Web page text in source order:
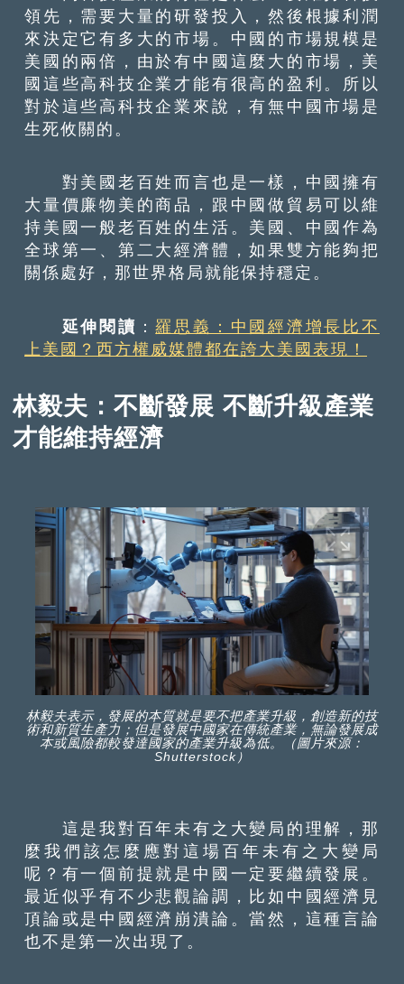
領先，需要大量的研發投入，然後根據利潤
來決定它有多大的市場。中國的市場規模是
美國的兩倍，由於有中國這麼大的市場，美
國這些高科技企業才能有很高的盈利。所以
對於這些高科技企業來說，有無中國市場是
生死攸關的。
對美國老百姓而言也是一樣，中國擁有
大量價廉物美的商品，跟中國做貿易可以維
持美國一般老百姓的生活。美國、中國作為
全球第一、第二大經濟體，如果雙方能夠把
關係處好，那世界格局就能保持穩定。
延伸閱讀 ：羅思義：中國經濟增長比不
上美國？西方權威媒體都在誇大美國表現！
林毅夫：不斷發展 不斷升級產業
才能維持經濟
林毅夫表示，發展的本質就是要不把產業升級，創造新的技
術和新質生產力；但是發展中國家在傳統產業，無論發展成
本或風險都較發達國家的產業升級為低。（圖片來源：
Shutterstock）
這是我對百年未有之大變局的理解，那
麼我們該怎麼應對這場百年未有之大變局
呢？有一個前提就是中國一定要繼續發展。
最近似乎有不少悲觀論調，比如中國經濟見
頂論或是中國經濟崩潰論。當然，這種言論
也不是第一次出現了。